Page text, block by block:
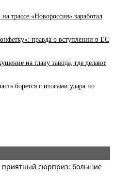
трассе «Новороссия» заработал
правда о вступлении в ЕС
на главу завода, где делают
борется с итогами удара по